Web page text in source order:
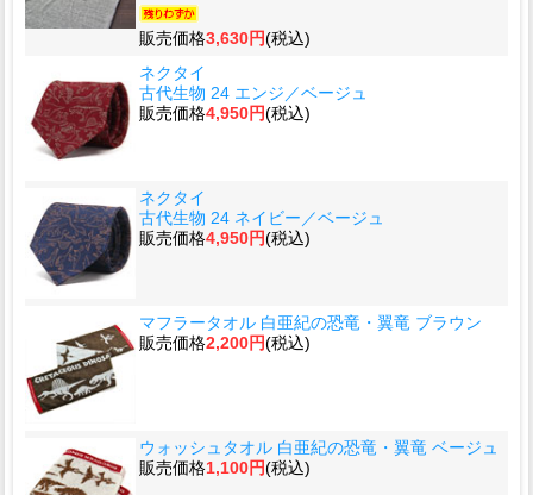
販売価格3,630円(税込)
ネクタイ
古代生物 24 エンジ／ベージュ
販売価格4,950円(税込)
ネクタイ
古代生物 24 ネイビー／ベージュ
販売価格4,950円(税込)
マフラータオル 白亜紀の恐竜・翼竜 ブラウン
販売価格2,200円(税込)
ウォッシュタオル 白亜紀の恐竜・翼竜 ベージュ
販売価格1,100円(税込)